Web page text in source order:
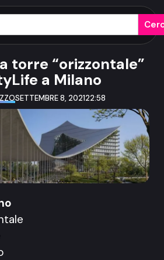
torre “orizzontale”
a Milano
SETTEMBRE 8, 202122:58